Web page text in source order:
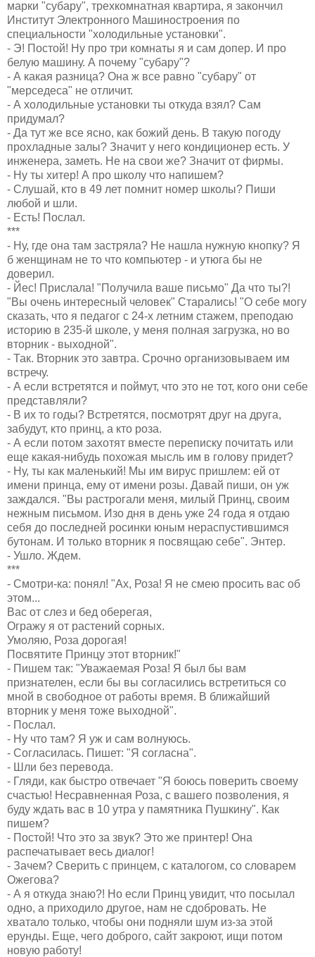
марки "субару", трехкомнатная квартира, я закончил
Институт Электронного Машиностроения по
специальности "холодильные установки".
- Э! Постой! Ну про три комнаты я и сам допер. И про
белую машину. А почему "субару"?
- А какая разница? Она ж все равно "субару" от
"мерседеса" не отличит.
- А холодильные установки ты откуда взял? Сам
придумал?
- Да тут же все ясно, как божий день. В такую погоду
прохладные залы? Значит у него кондиционер есть. У
инженера, заметь. Не на свои же? Значит от фирмы.
- Ну ты хитер! А про школу что напишем?
- Слушай, кто в 49 лет помнит номер школы? Пиши
любой и шли.
- Есть! Послал.
***
- Ну, где она там застряла? Не нашла нужную кнопку? Я
б женщинам не то что компьютер - и утюга бы не
доверил.
- Йес! Прислала! "Получила ваше письмо" Да что ты?!
"Вы очень интересный человек" Старались! "О себе могу
сказать, что я педагог с 24-х летним стажем, преподаю
историю в 235-й школе, у меня полная загрузка, но во
вторник - выходной".
- Так. Вторник это завтра. Срочно организовываем им
встречу.
- А если встретятся и поймут, что это не тот, кого они себе
представляли?
- В их то годы? Встретятся, посмотрят друг на друга,
забудут, кто принц, а кто роза.
- А если потом захотят вместе переписку почитать или
еще какая-нибудь похожая мысль им в голову придет?
- Ну, ты как маленький! Мы им вирус пришлем: ей от
имени принца, ему от имени розы. Давай пиши, он уж
заждался. "Вы растрогали меня, милый Принц, своим
нежным письмом. Изо дня в день уже 24 года я отдаю
себя до последней росинки юным нераспустившимся
бутонам. И только вторник я посвящаю себе". Энтер.
- Ушло. Ждем.
***
- Смотри-ка: понял! "Ах, Роза! Я не смею просить вас об
этом...
Вас от слез и бед оберегая,
Огражу я от растений сорных.
Умоляю, Роза дорогая!
Посвятите Принцу этот вторник!"
- Пишем так: "Уважаемая Роза! Я был бы вам
признателен, если бы вы согласились встретиться со
мной в свободное от работы время. В ближайший
вторник у меня тоже выходной".
- Послал.
- Ну что там? Я уж и сам волнуюсь.
- Согласилась. Пишет: "Я согласна".
- Шли без перевода.
- Гляди, как быстро отвечает "Я боюсь поверить своему
счастью! Несравненная Роза, с вашего позволения, я
буду ждать вас в 10 утра у памятника Пушкину". Как
пишем?
- Постой! Что это за звук? Это же принтер! Она
распечатывает весь диалог!
- Зачем? Сверить с принцем, с каталогом, со словарем
Ожегова?
- А я откуда знаю?! Но если Принц увидит, что посылал
одно, а приходило другое, нам не сдобровать. Не
хватало только, чтобы они подняли шум из-за этой
ерунды. Еще, чего доброго, сайт закроют, ищи потом
новую работу!